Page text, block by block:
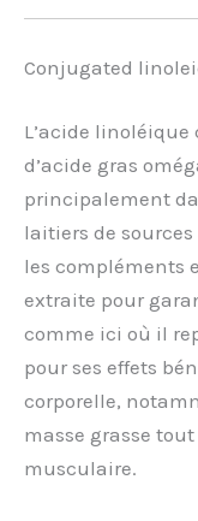
Conjugated
L’acide linoléique
d’acide gras
principalement
laitiers de
les compléments
extraite pour
comme ici où il
pour ses effets
corporelle,
masse grasse
musculaire.